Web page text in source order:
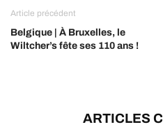
Article précédent
Belgique | À Bruxelles, le
Wiltcher’s fête ses 110 ans !
ARTICLES